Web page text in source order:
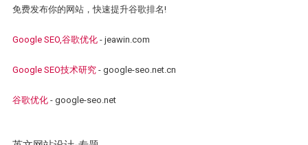
免费发布你的网站，快速提升谷歌排名!
Google SEO,谷歌优化- jeawin.com
Google SEO技术研究- google-seo.net.cn
谷歌优化- google-seo.net